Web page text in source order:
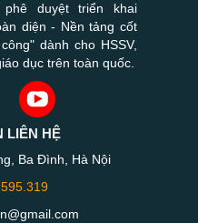
duyệt triển khai
diện - Nền tảng cốt
dành cho HSSV,
dục trên toàn quốc.
LIÊN HỆ
Ba Đình, Hà Nội